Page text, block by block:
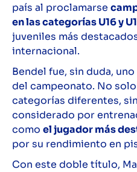
país al proclamarse
en las categorías U16 y
juveniles más
internacional.
Bendel fue, sin duda,
del campeonato. No
categorías diferentes,
considerado por
como el jugador más
por su rendimiento en
Con este doble título,